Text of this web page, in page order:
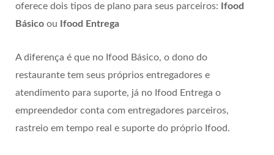
oferece dois tipos de plano para seus parceiros:
Ifood
Básico ou Ifood Entrega
A diferença é que no Ifood Básico, o dono do
restaurante tem seus próprios entregadores e
atendimento para suporte, já no Ifood Entrega o
empreendedor conta com entregadores parceiros,
rastreio em tempo real e suporte do próprio Ifood.